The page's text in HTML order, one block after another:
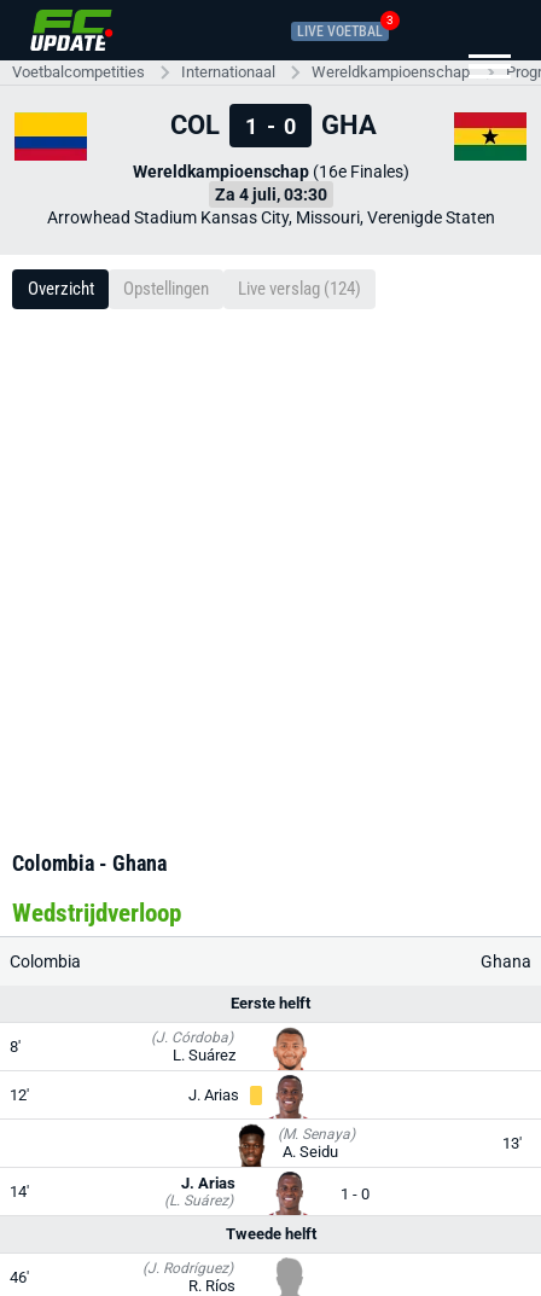
LIVE VOETBAL
3
Voetbalcompetities Internationaal Wereldkampioenschap
COL 1 - 0 GHA
Wereldkampioenschap(16e Finales)
Za 4 juli, 03:30
Arrowhead Stadium Kansas City, Missouri, Verenigde Staten
Overzicht Opstellingen Live verslag (124)
Colombia - Ghana
Wedstrijdverloop
Colombia Ghana
Eerste helft
8' (J. Córdoba)
L. Suárez
12' J. Arias
(M. Senaya)
A. Seidu 13'
14' (L. Suárez)
J. Arias
1 - 0
Tweede helft
46' (J. Rodríguez)
R. Ríos